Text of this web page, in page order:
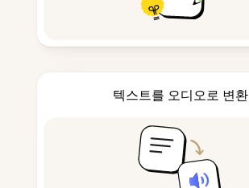
텍스트를 오디오로 변환